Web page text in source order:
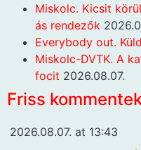
Miskolc. Kicsit
ás rendezők
Everybody out.
Miskolc-DVTK. A
focit 2026.08.07.
Friss
2026.08.07. at 13:43